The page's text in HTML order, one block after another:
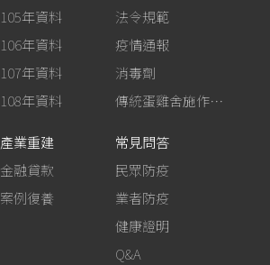
105年資料
106年資料
107年資料
108年資料
法令規範
疫情通報
消毒劑
傳統蛋雞舍施作生石灰消毒
產業重建
金融貸款
案例復養
常見問答
民眾防疫
業者防疫
健康證明
Q&A